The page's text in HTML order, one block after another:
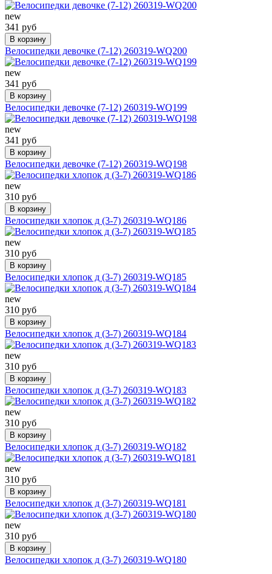
new
341 руб
В корзину
Велосипедки девочке (7-12) 260319-WQ200
new
341 руб
В корзину
Велосипедки девочке (7-12) 260319-WQ199
new
341 руб
В корзину
Велосипедки девочке (7-12) 260319-WQ198
new
310 руб
В корзину
Велосипедки хлопок д (3-7) 260319-WQ186
new
310 руб
В корзину
Велосипедки хлопок д (3-7) 260319-WQ185
new
310 руб
В корзину
Велосипедки хлопок д (3-7) 260319-WQ184
new
310 руб
В корзину
Велосипедки хлопок д (3-7) 260319-WQ183
new
310 руб
В корзину
Велосипедки хлопок д (3-7) 260319-WQ182
new
310 руб
В корзину
Велосипедки хлопок д (3-7) 260319-WQ181
new
310 руб
В корзину
Велосипедки хлопок д (3-7) 260319-WQ180